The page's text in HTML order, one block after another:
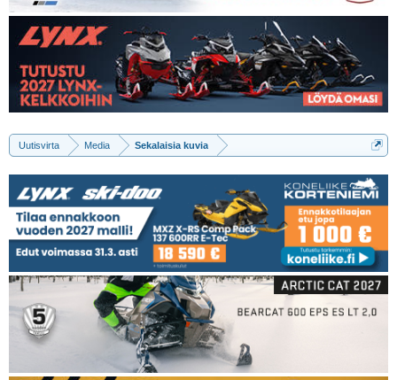
Uutisvirta Media Sekalaisia kuvia